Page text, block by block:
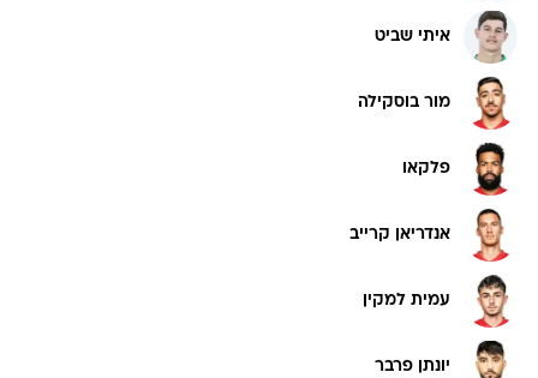
איתי שביט
מור בוסקילה
פלקאו
אנדריאן קרייב
עמית למקין
יונתן פרבר